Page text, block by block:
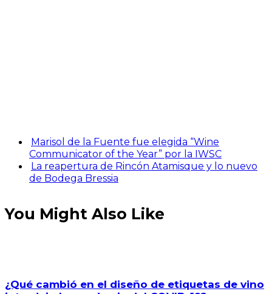
Marisol de la Fuente fue elegida “Wine
Communicator of the Year” por la IWSC
La reapertura de Rincón Atamisque y lo nuevo
de Bodega Bressia
You Might Also Like
¿Qué cambió en el diseño de etiquetas de vino